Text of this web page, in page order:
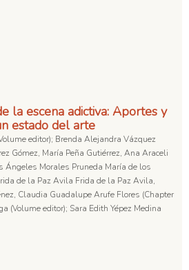
la escena adictiva: Aportes y
estado del arte
editor); Brenda Alejandra Vázquez
Gómez, María Peña Gutiérrez, Ana Araceli
Ángeles Morales Pruneda María de los
de la Paz Avila Frida de la Paz Avila,
Claudia Guadalupe Arufe Flores (Chapter
(Volume editor); Sara Edith Yépez Medina